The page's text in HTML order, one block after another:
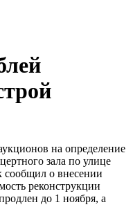
на определение
зала по улице
сообщил о внесении
реконструкции
до 1 ноября, а